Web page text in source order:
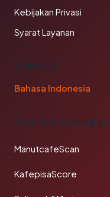
Kebijakan Privasi
Syarat Layanan
BAHASA
Bahasa Indonesia
TAUTAN SAHABAT
ManutcafeScan
KafepisaScore